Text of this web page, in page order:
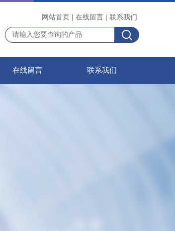
网站首页 | 在线留言 | 联系我们
在线留言 联系我们